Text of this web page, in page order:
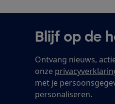
Blijf op de
Ontvang nieuws,
onze
met je
personaliseren.